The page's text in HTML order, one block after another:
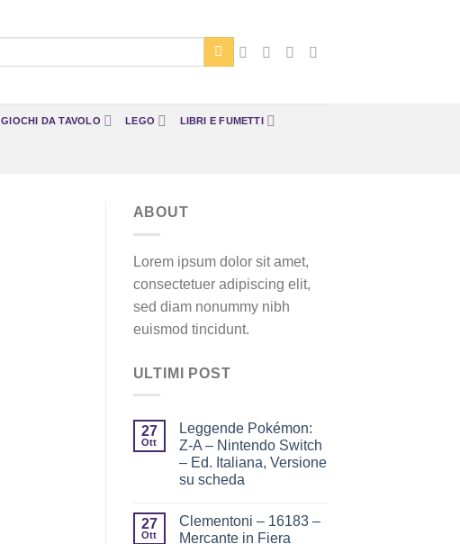
GIOCHI DA TAVOLO LEGO LIBRI E FUMETTI
ABOUT
Lorem ipsum dolor sit amet,
consectetuer adipiscing elit,
sed diam nonummy nibh
euismod tincidunt.
ULTIMI POST
27
Ott
Leggende Pokémon:
Z-A – Nintendo Switch
– Ed. Italiana, Versione
su scheda
27
Ott
Clementoni – 16183 –
Mercante in Fiera